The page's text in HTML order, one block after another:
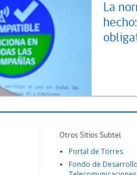
La
Otros Sitios Subtel
Portal de Torres
Fondo de